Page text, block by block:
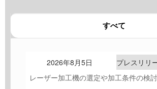
すべて
2026年8月5日
プレスリリ
レーザー加工機の選定や加工条件の検